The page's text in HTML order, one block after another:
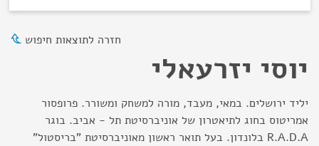
חזרה לתוצאות חיפוש
יוסי יזרעאלי
יליד ירושלים. במאי, מעבד, מורה למשחק ומשורר. פרופסור
אמריטוס בחוג לתיאטרון של אוניברסיטת תל - אביב. בוגר
R.A.D.A בלונדון. בעל תואר ראשון מאוניברסיטת "בריסטול"